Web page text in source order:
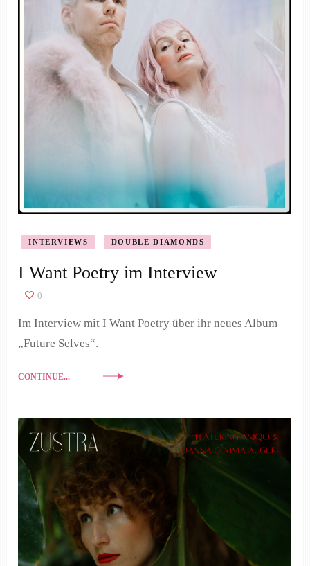
INTERVIEWS DOUBLE DIAMONDS
I Want Poetry im Interview
0
Im Interview mit I Want Poetry über ihr neues Album
„Future Selves“.
CONTINUE...